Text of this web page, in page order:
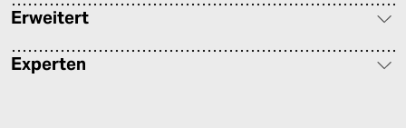
Erweitert
Experten